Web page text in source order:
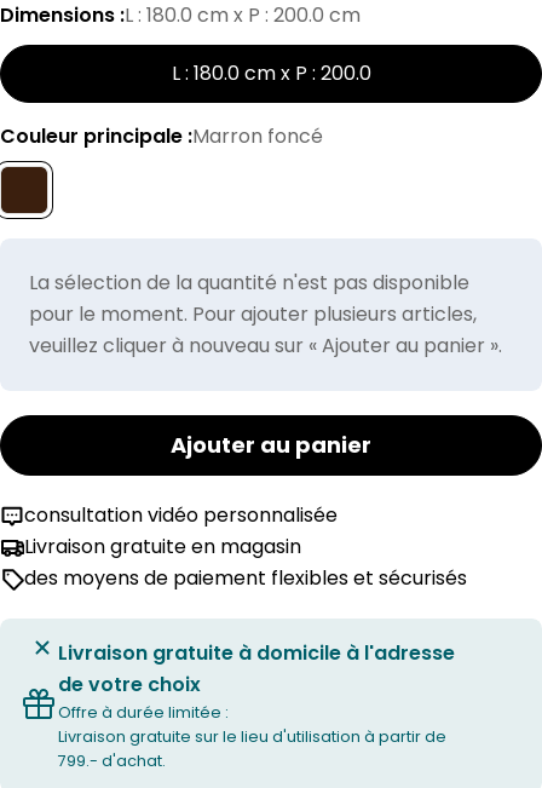
Dimensions :L : 180.0 cm x P : 200.0 cm
L : 180.0 cm x P : 200.0
Couleur principale :Marron foncé
La sélection de la quantité n'est pas disponible
pour le moment. Pour ajouter plusieurs articles,
veuillez cliquer à nouveau sur « Ajouter au panier ».
Ajouter au panier
consultation vidéo personnalisée
Livraison gratuite en magasin
des moyens de paiement flexibles et sécurisés
Livraison gratuite à domicile à l'adresse
de votre choix
Offre à durée limitée :
Livraison gratuite sur le lieu d'utilisation à partir de
799.- d'achat.